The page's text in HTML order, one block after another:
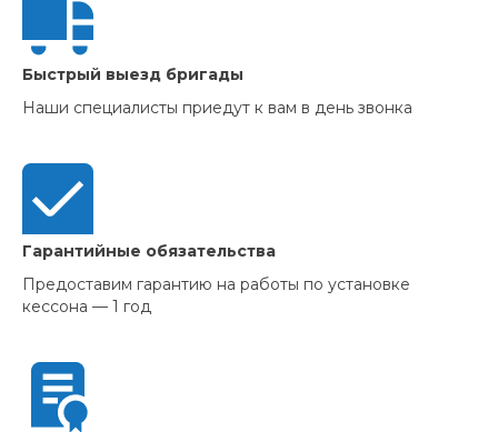
Быстрый выезд бригады
Наши специалисты приедут к вам в день звонка
Гарантийные обязательства
Предоставим гарантию на работы по установке
кессона — 1 год